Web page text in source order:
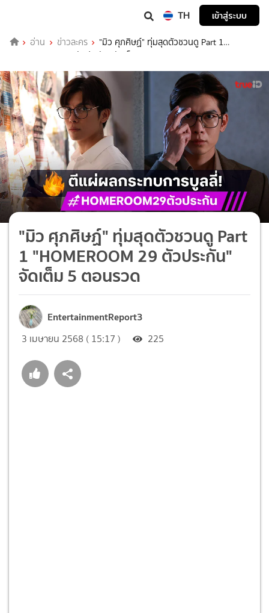
TH เข้าสู่ระบบ
อ่าน ข่าวละคร
"มิว ศุภศิษฏ์" ทุ่มสุดตัวชวนดู Part 1
"HOMEROOM 29 ตัวประกัน" จัดเต็ม 5 ตอนรวด
"มิว ศุภศิษฏ์" ทุ่มสุดตัวชวนดู Part
1 "HOMEROOM 29 ตัวประกัน"
จัดเต็ม 5 ตอนรวด
EntertainmentReport3
3 เมษายน 2568 ( 15:17 ) 225